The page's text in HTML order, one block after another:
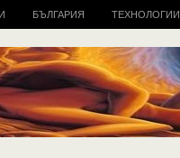
БЪЛГАРИЯ ТЕХНОЛОГИИ